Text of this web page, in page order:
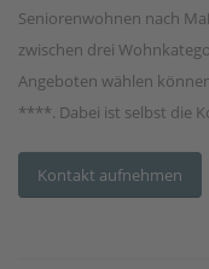
Seniorenwohnen nach
zwischen drei
Angeboten wählen
****. Dabei ist selbst die
Kontakt aufnehmen